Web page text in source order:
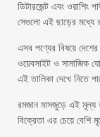
ডিটারজেন্ট এবং ওয়াশিং
সেগুলো এই ছাড়ের মধ্যে
এসব পণ্যের বিষয়ে
ওয়েবসাইট ও সামাজিক
এই তালিকা দেখে নিতে
রমজান মাসজুড়ে এই মূল্য
বিক্রেতা এর চেয়ে বেশি